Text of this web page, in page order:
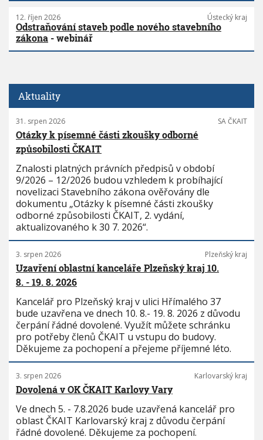
12. říjen 2026 Ústecký kraj
Odstraňování staveb podle nového stavebního
zákona - webinář
Aktuality
31. srpen 2026 SA ČKAIT
Otázky k písemné části zkoušky odborné
způsobilosti ČKAIT
Znalosti platných právních předpisů v období
9/2026 – 12/2026 budou vzhledem k probíhající
novelizaci Stavebního zákona ověřovány dle
dokumentu „Otázky k písemné části zkoušky
odborné způsobilosti ČKAIT, 2. vydání,
aktualizovaného k 30 7. 2026“.
3. srpen 2026 Plzeňský kraj
Uzavření oblastní kanceláře Plzeňský kraj 10.
8. - 19. 8. 2026
Kancelář pro Plzeňský kraj v ulici Hřímalého 37
bude uzavřena ve dnech 10. 8.- 19. 8. 2026 z důvodu
čerpání řádné dovolené. Využít můžete schránku
pro potřeby členů ČKAIT u vstupu do budovy.
Děkujeme za pochopení a přejeme příjemné léto.
3. srpen 2026 Karlovarský kraj
Dovolená v OK ČKAIT Karlovy Vary
Ve dnech 5. - 7.8.2026 bude uzavřená kancelář pro
oblast ČKAIT Karlovarský kraj z důvodu čerpání
řádné dovolené. Děkujeme za pochopení.